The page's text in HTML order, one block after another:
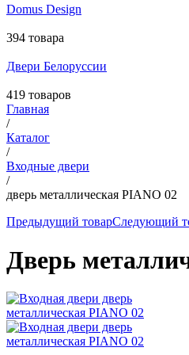
Domus Design
394 товара
Двери Белоруссии
419 товаров
Главная
/
Каталог
/
Входные двери
/
дверь металлическая PIANO 02
Предыдущий товарСледующий
Дверь